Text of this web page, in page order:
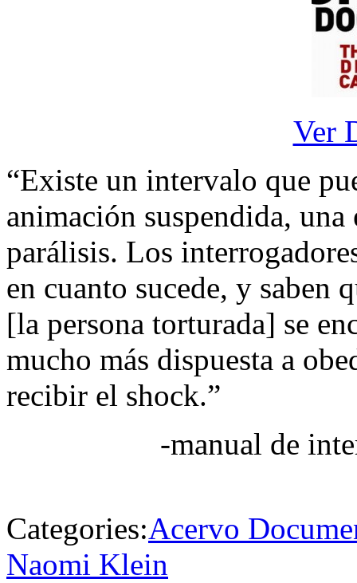
Ver
“Existe un intervalo que
animación suspendida,
parálisis. Los
en cuanto sucede, y saben
[la persona torturada] se
mucho más dispuesta a
recibir el shock.”
-manual de
Categories:Acervo
Naomi Klein